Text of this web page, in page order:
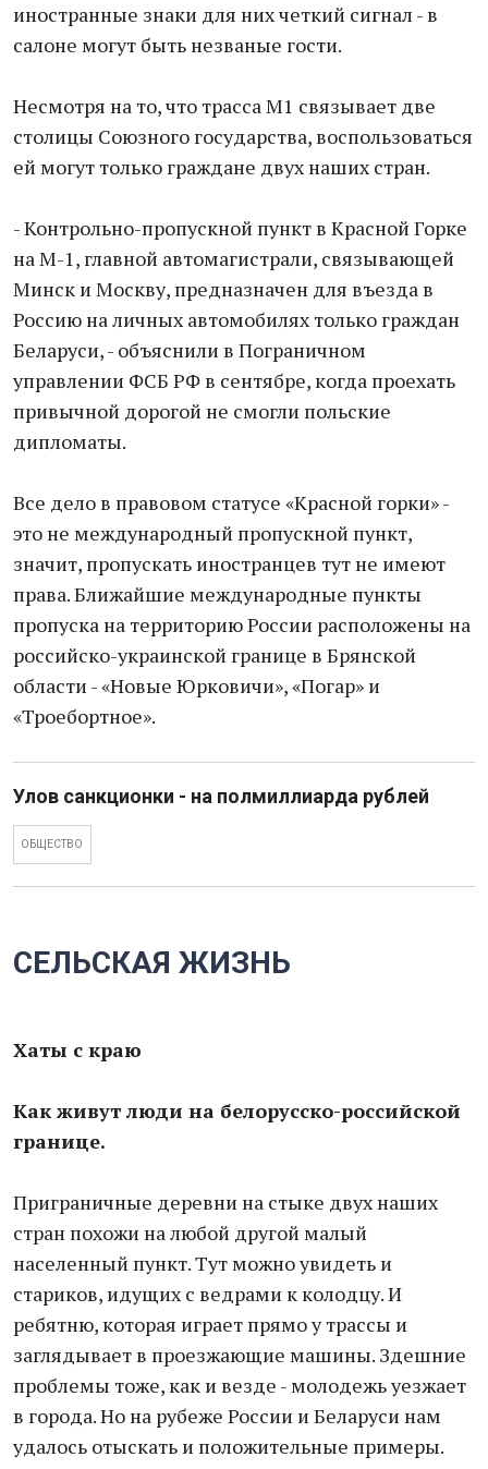
иностранные знаки для них четкий сигнал - в
салоне могут быть незваные гости.
Несмотря на то, что трасса М1 связывает две
столицы Союзного государства, воспользоваться
ей могут только граждане двух наших стран.
- Контрольно-пропускной пункт в Красной Горке
на М-1, главной автомагистрали, связывающей
Минск и Москву, предназначен для въезда в
Россию на личных автомобилях только граждан
Беларуси, - объяснили в Пограничном
управлении ФСБ РФ в сентябре, когда проехать
привычной дорогой не смогли польские
дипломаты.
Все дело в правовом статусе «Красной горки» -
это не международный пропускной пункт,
значит, пропускать иностранцев тут не имеют
права. Ближайшие международные пункты
пропуска на территорию России расположены на
российско-украинской границе в Брянской
области - «Новые Юрковичи», «Погар» и
«Троебортное».
Улов санкционки - на полмиллиарда рублей
ОБЩЕСТВО
СЕЛЬСКАЯ ЖИЗНЬ
Хаты с краю
Как живут люди на белорусско-российской
границе.
Приграничные деревни на стыке двух наших
стран похожи на любой другой малый
населенный пункт. Тут можно увидеть и
стариков, идущих с ведрами к колодцу. И
ребятню, которая играет прямо у трассы и
заглядывает в проезжающие машины. Здешние
проблемы тоже, как и везде - молодежь уезжает
в города. Но на рубеже России и Беларуси нам
удалось отыскать и положительные примеры.